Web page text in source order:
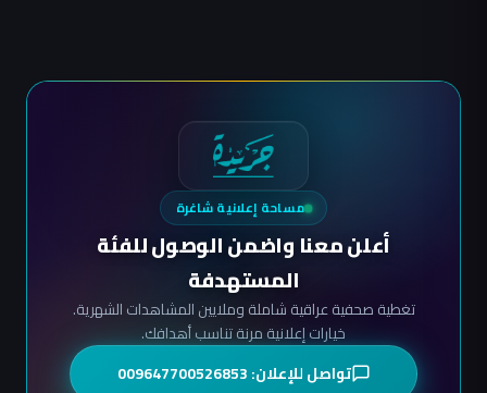
مساحة إعلانية شاغرة
أعلن معنا واضمن الوصول للفئة
المستهدفة
تغطية صحفية عراقية شاملة وملايين المشاهدات الشهرية.
خيارات إعلانية مرنة تناسب أهدافك.
تواصل للإعلان: 009647700526853